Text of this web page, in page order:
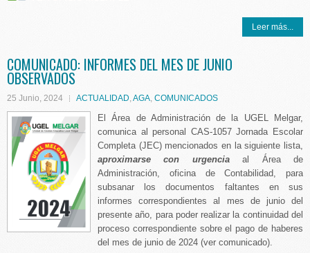
Leer más...
COMUNICADO: INFORMES DEL MES DE JUNIO
OBSERVADOS
25 Junio, 2024 ACTUALIDAD,AGA, COMUNICADOS
El Área de Administración de la UGEL Melgar,
comunica al personal CAS-1057 Jornada Escolar
Completa (JEC) mencionados en la siguiente lista,
aproximarse con urgenciaal Área de
Administración, oficina de Contabilidad, para
subsanar los documentos faltantes en sus
informes correspondientes al mes de junio del
presente año, para poder realizar la continuidad del
proceso correspondiente sobre el pago de haberes
del mes de junio de 2024 (ver comunicado).